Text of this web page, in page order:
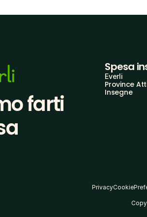
farti
Spesa
Everli
Province
Insegne
PrivacyCookie